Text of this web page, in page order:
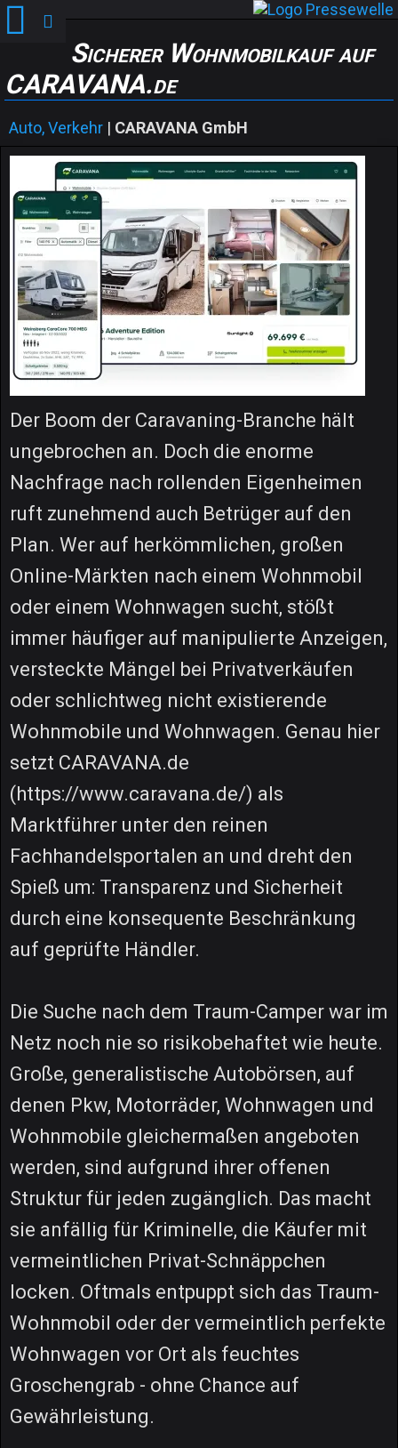
Sicherer Wohnmobilkauf auf
CARAVANA.de
Auto, Verkehr | CARAVANA GmbH
Der Boom der Caravaning-Branche hält
ungebrochen an. Doch die enorme
Nachfrage nach rollenden Eigenheimen
ruft zunehmend auch Betrüger auf den
Plan. Wer auf herkömmlichen, großen
Online-Märkten nach einem Wohnmobil
oder einem Wohnwagen sucht, stößt
immer häufiger auf manipulierte Anzeigen,
versteckte Mängel bei Privatverkäufen
oder schlichtweg nicht existierende
Wohnmobile und Wohnwagen. Genau hier
setzt CARAVANA.de
(https://www.caravana.de/) als
Marktführer unter den reinen
Fachhandelsportalen an und dreht den
Spieß um: Transparenz und Sicherheit
durch eine konsequente Beschränkung
auf geprüfte Händler.
Die Suche nach dem Traum-Camper war im
Netz noch nie so risikobehaftet wie heute.
Große, generalistische Autobörsen, auf
denen Pkw, Motorräder, Wohnwagen und
Wohnmobile gleichermaßen angeboten
werden, sind aufgrund ihrer offenen
Struktur für jeden zugänglich. Das macht
sie anfällig für Kriminelle, die Käufer mit
vermeintlichen Privat-Schnäppchen
locken. Oftmals entpuppt sich das Traum-
Wohnmobil oder der vermeintlich perfekte
Wohnwagen vor Ort als feuchtes
Groschengrab - ohne Chance auf
Gewährleistung.